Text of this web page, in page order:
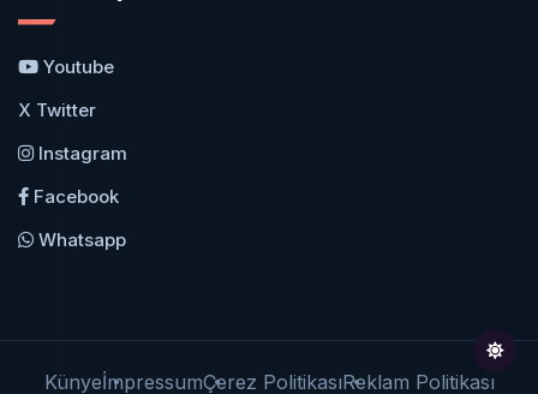
Youtube
X Twitter
Instagram
Facebook
Whatsapp
KünyeİmpressumÇerez PolitikasıReklam Politikası